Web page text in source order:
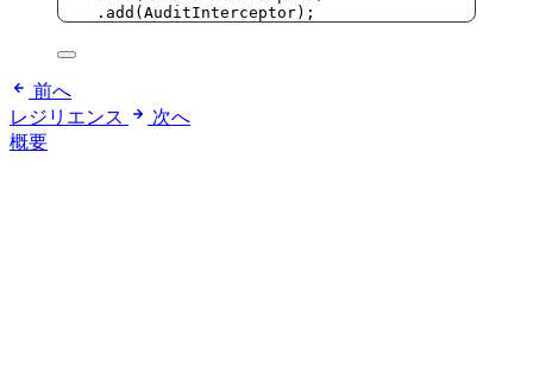
. add (AuditInterceptor);
前へ
レジリエンス
次へ
概要